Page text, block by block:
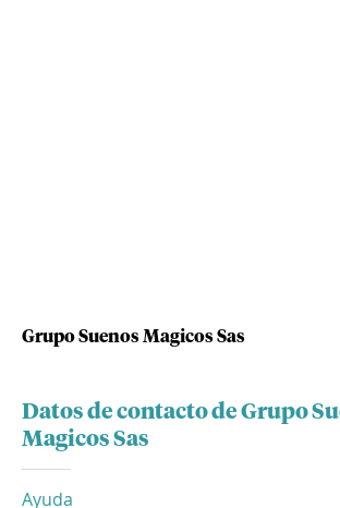
Grupo Suenos Magicos Sas
Datos de contacto de Grupo
Magicos Sas
Ayuda